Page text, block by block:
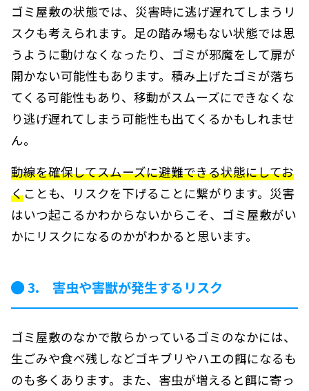
ゴミ屋敷の状態では、災害時に逃げ遅れてしまうリ
スクも考えられます。足の踏み場もない状態では思
うように動けなくなったり、ゴミが邪魔をして扉が
開かない可能性もあります。積み上げたゴミが落ち
てくる可能性もあり、移動がスムーズにできなくな
り逃げ遅れてしまう可能性も出てくるかもしれませ
ん。
動線を確保してスムーズに避難できる状態にしてお
くことも、リスクを下げることに繋がります。災害
はいつ起こるかわからないからこそ、ゴミ屋敷がい
かにリスクになるのかがわかると思います。
3. 害虫や害獣が発生するリスク
ゴミ屋敷のなかで散らかっているゴミのなかには、
生ごみや食べ残しなどゴキブリやハエの餌になるも
のも多くあります。また、害虫が増えると餌に寄っ